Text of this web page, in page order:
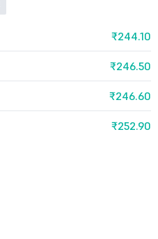
₹244.10
₹246.50
₹246.60
₹252.90